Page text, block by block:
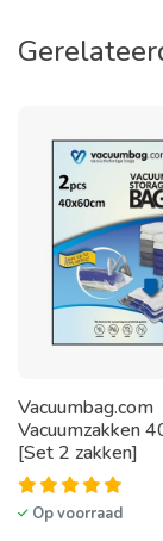
Vacuumbag.com
Vacuumzakken
[Set 2 zakken]
Op voorraad